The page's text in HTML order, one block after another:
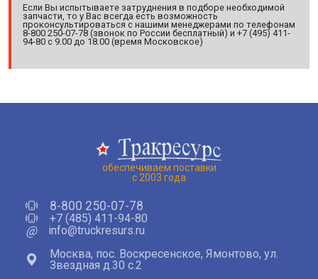
Если Вы испытываете затруднения в подборе необходимой
запчасти, то у Вас всегда есть возможность
проконсультироваться с нашими менеджерами по телефонам
8-800 250-07-78 (звонок по России бесплатный) и +7 (495) 411-
94-80 с 9.00 до 18.00 (время Московское)
обеспечиваем поставки
с 2003 года
8-800 250-07-78
+7 (485) 411-94-80
@
info@truckresurs.ru
Москва, пос. Воскресенское, Ямонтово, ул.
Звездная д.30 с.2